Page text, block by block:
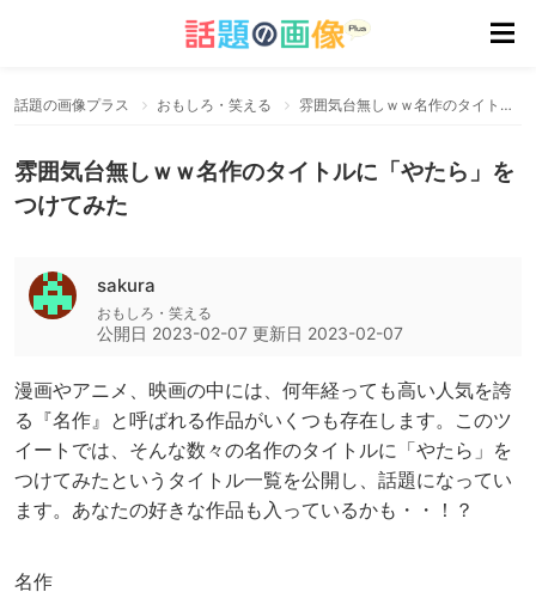
話題の画像プラス おもしろ・笑える 雰囲気台無しｗｗ名作のタイトルに「やたら」をつけてみた
雰囲気台無しｗｗ名作のタイトルに「やたら」を
つけてみた
sakura
おもしろ・笑える
公開日 2023-02-07 更新日 2023-02-07
漫画やアニメ、映画の中には、何年経っても高い人気を誇
る『名作』と呼ばれる作品がいくつも存在します。このツ
イートでは、そんな数々の名作のタイトルに「やたら」を
つけてみたというタイトル一覧を公開し、話題になってい
ます。あなたの好きな作品も入っているかも・・！？
名作